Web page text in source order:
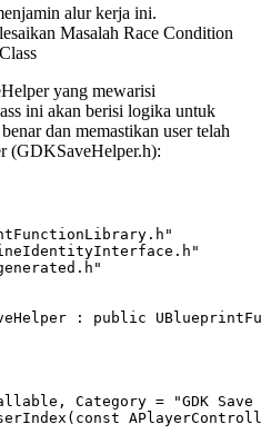
alur kerja ini.
Masalah Race Condition
yang mewarisi
ini akan berisi logika untuk
dan memastikan user telah
(GDKSaveHelper.h):
: public
Category = "GDK Save